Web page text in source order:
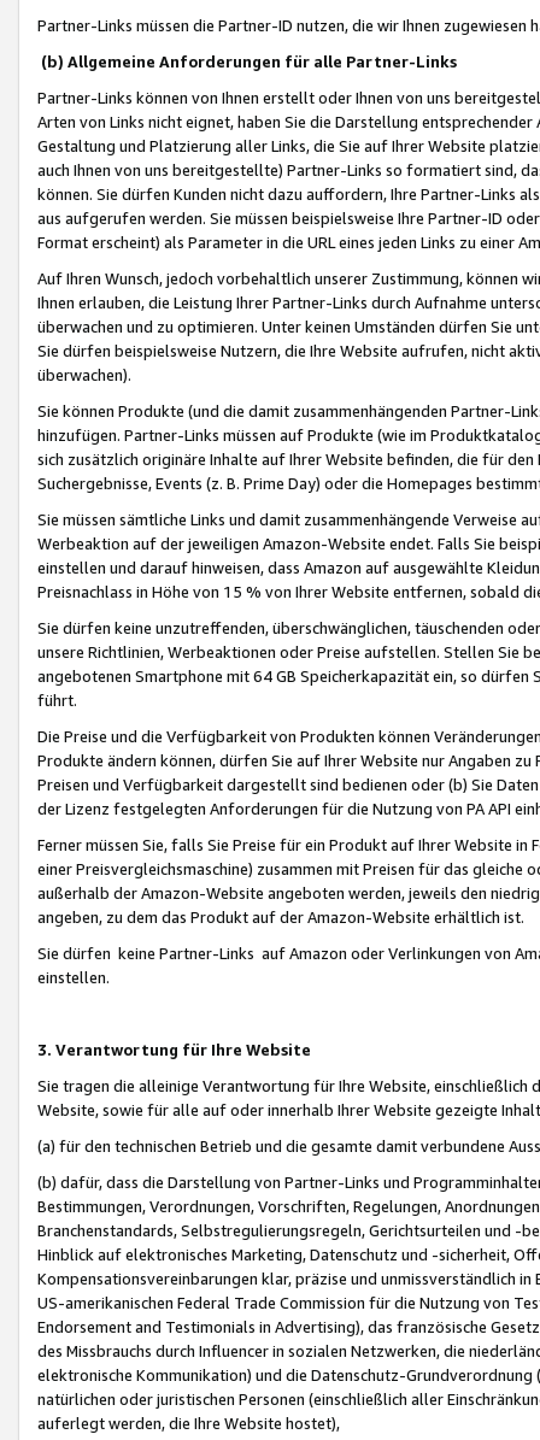
Partner-Links müssen die Partner-ID nutzen, die wir Ihnen zugewiesen
(b) Allgemeine Anforderungen für alle Partner-Links
Partner-Links können von Ihnen erstellt oder Ihnen von uns
Arten von Links nicht eignet, haben Sie die Darstellung
Gestaltung und Platzierung aller Links, die Sie auf Ihrer Website
auch Ihnen von uns bereitgestellte) Partner-Links so formatiert sind,
können. Sie dürfen Kunden nicht dazu auffordern, Ihre Partner-Links
aus aufgerufen werden. Sie müssen beispielsweise Ihre Partner-ID
Format erscheint) als Parameter in die URL eines jeden Links zu einer
Auf Ihren Wunsch, jedoch vorbehaltlich unserer Zustimmung, können
Ihnen erlauben, die Leistung Ihrer Partner-Links durch Aufnahme
überwachen und zu optimieren. Unter keinen Umständen dürfen Sie
Sie dürfen beispielsweise Nutzern, die Ihre Website aufrufen, nicht
überwachen).
Sie können Produkte (und die damit zusammenhängenden Partner-
hinzufügen. Partner-Links müssen auf Produkte (wie im
sich zusätzlich originäre Inhalte auf Ihrer Website befinden, die für
Suchergebnisse, Events (z. B. Prime Day) oder die Homepages
Sie müssen sämtliche Links und damit zusammenhängende
Werbeaktion auf der jeweiligen Amazon-Website endet. Falls Sie
einstellen und darauf hinweisen, dass Amazon auf ausgewählte
Preisnachlass in Höhe von 15 % von Ihrer Website entfernen, sobald
Sie dürfen keine unzutreffenden, überschwänglichen, täuschenden
unsere Richtlinien, Werbeaktionen oder Preise aufstellen. Stellen Sie
angebotenen Smartphone mit 64 GB Speicherkapazität ein, so dürfen
führt.
Die Preise und die Verfügbarkeit von Produkten können
Produkte ändern können, dürfen Sie auf Ihrer Website nur Angaben
Preisen und Verfügbarkeit dargestellt sind bedienen oder (b) Sie
der Lizenz festgelegten Anforderungen für die Nutzung von PA API
Ferner müssen Sie, falls Sie Preise für ein Produkt auf Ihrer Website
einer Preisvergleichsmaschine) zusammen mit Preisen für das
außerhalb der Amazon-Website angeboten werden, jeweils den
angeben, zu dem das Produkt auf der Amazon-Website erhältlich ist.
Sie dürfen keine Partner-Links auf Amazon oder Verlinkungen von
einstellen.
3. Verantwortung für Ihre Website
Sie tragen die alleinige Verantwortung für Ihre Website,
Website, sowie für alle auf oder innerhalb Ihrer Website gezeigte
(a) für den technischen Betrieb und die gesamte damit verbundene
(b) dafür, dass die Darstellung von Partner-Links und
Bestimmungen, Verordnungen, Vorschriften, Regelungen,
Branchenstandards, Selbstregulierungsregeln, Gerichtsurteilen und -
Hinblick auf elektronisches Marketing, Datenschutz und -sicherheit,
Kompensationsvereinbarungen klar, präzise und unmissverständlich
US-amerikanischen Federal Trade Commission für die Nutzung von
Endorsement and Testimonials in Advertising), das französische
des Missbrauchs durch Influencer in sozialen Netzwerken, die
elektronische Kommunikation) und die Datenschutz-
natürlichen oder juristischen Personen (einschließlich aller
auferlegt werden, die Ihre Website hostet),